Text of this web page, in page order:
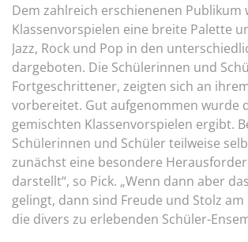
Dem zahlreich erschienenen
Klassenvorspielen eine breite Palette
Jazz, Rock und Pop in den
dargeboten. Die Schülerinnen und
Fortgeschrittener, zeigten sich an
vorbereitet. Gut aufgenommen wurde
gemischten Klassenvorspielen ergibt.
Schülerinnen und Schüler teilweise
zunächst eine besondere
darstellt“, so Pick. „Wenn dann aber
gelingt, dann sind Freude und Stolz
die divers zu erlebenden Schüler-